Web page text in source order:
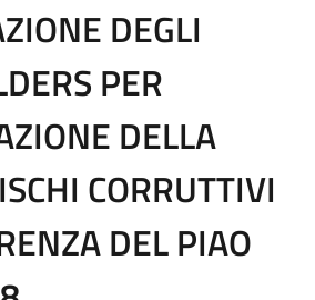
DEGLI
PER
DELLA
CORRUTTIVI
DEL PIAO